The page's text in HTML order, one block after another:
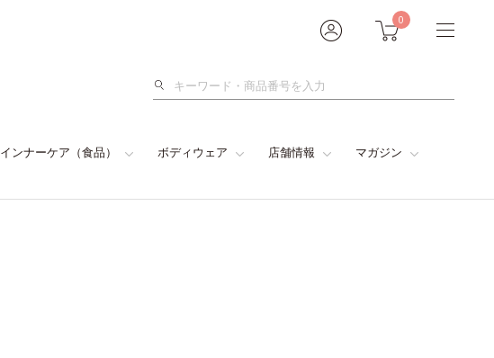
0
検
インナーケア（食品） ボディウェア 店舗情報 マガジン